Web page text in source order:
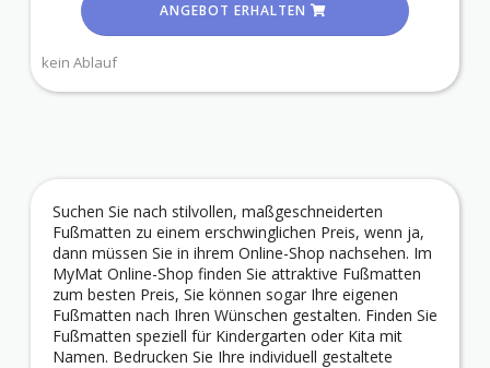
ANGEBOT ERHALTEN
kein Ablauf
Suchen Sie nach stilvollen, maßgeschneiderten
Fußmatten zu einem erschwinglichen Preis, wenn ja,
dann müssen Sie in ihrem Online-Shop nachsehen. Im
MyMat Online-Shop finden Sie attraktive Fußmatten
zum besten Preis, Sie können sogar Ihre eigenen
Fußmatten nach Ihren Wünschen gestalten. Finden Sie
Fußmatten speziell für Kindergarten oder Kita mit
Namen. Bedrucken Sie Ihre individuell gestaltete